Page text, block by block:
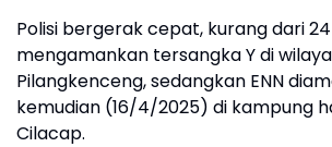
Polisi bergerak cepat, kurang dari
mengamankan tersangka Y di
Pilangkenceng, sedangkan ENN
kemudian (16/4/2025) di kampung
Cilacap.